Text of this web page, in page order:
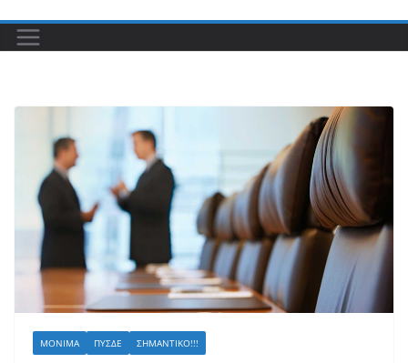
ΜΌΝΙΜΑ ΠΥΣΔΕ ΣΗΜΑΝΤΙΚΌ!!!